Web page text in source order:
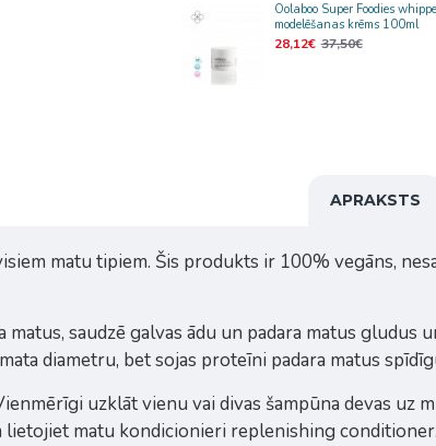
Oolaboo Super Foodies
modelēšanas krēms 100ml
28,12€ 37,50€
APRAKSTS
matu tipiem. Šis produkts ir 100% vegāns,
matus, saudzē galvas ādu un padara matus
diametru, bet sojas proteīni padara matus
uzklāt vienu vai divas šampūna devas
lietojiet matu kondicionieri replenishing conditioner.